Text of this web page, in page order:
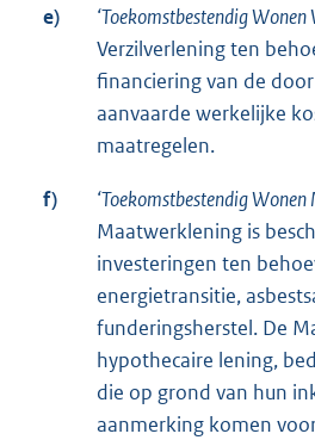
e) ‘Toekomstbestendig Wonen
Verzilverlening ten
financiering van de
aanvaarde werkelijke
maatregelen.
f) ‘Toekomstbestendig
Maatwerklening is
investeringen ten
energietransitie,
funderingsherstel. De
hypothecaire lening,
die op grond van hun
aanmerking komen